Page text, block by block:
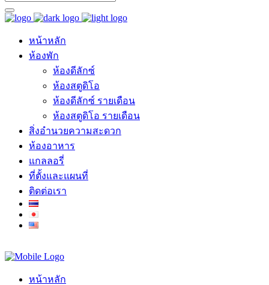
หน้าหลัก
ห้องพัก
ห้องดีลักซ์
ห้องสตูดิโอ
ห้องดีลักซ์ รายเดือน
ห้องสตูดิโอ รายเดือน
สิ่งอำนวยความสะดวก
ห้องอาหาร
แกลลอรี่
ที่ตั้งและแผนที่
ติดต่อเรา
หน้าหลัก